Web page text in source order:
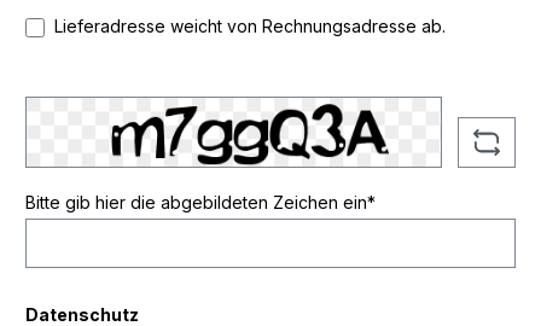
Lieferadresse weicht von Rechnungsadresse ab.
Bitte gib hier die abgebildeten Zeichen ein*
Datenschutz